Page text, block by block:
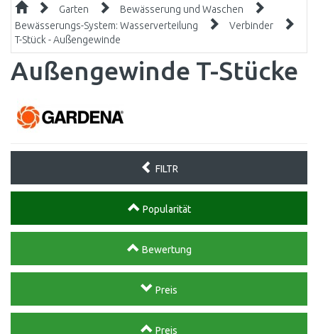
Garten
Bewässerung und Waschen
Bewässerungs-System: Wasserverteilung
Verbinder
T-Stück - Außengewinde
Außengewinde T-Stücke
FILTR
Popularität
Bewertung
Preis
Preis